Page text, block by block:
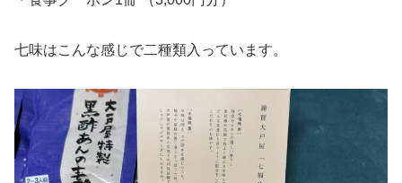
七味はこんな感じで二種類入っています。